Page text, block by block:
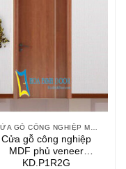
CỬA GỖ CÔNG NGHIỆP MDF VENEER
Cửa gỗ công nghiệp
MDF phủ veneer
KD.P1R2G